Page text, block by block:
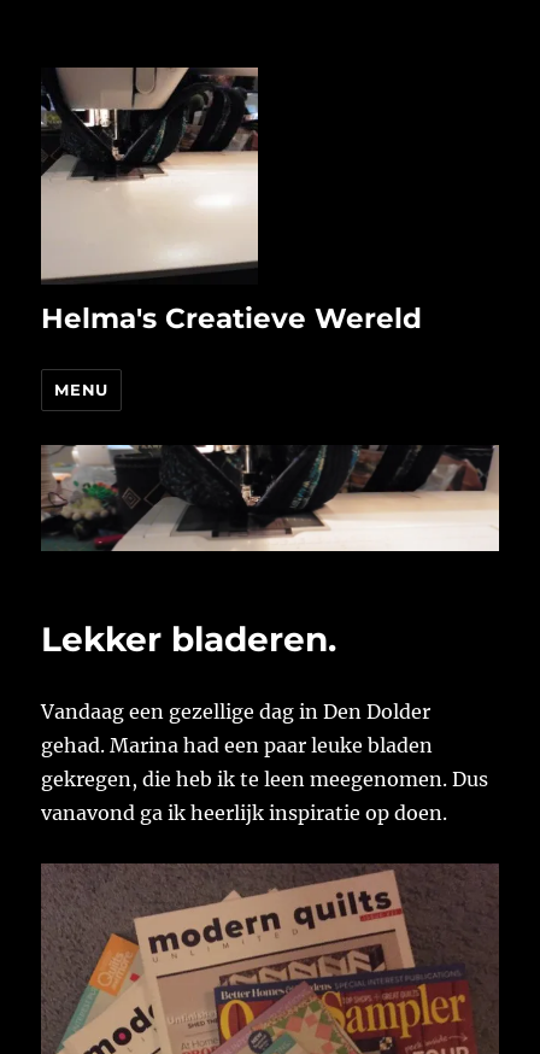
Helma's Creatieve Wereld
MENU
Lekker bladeren.
Vandaag een gezellige dag in Den Dolder
gehad. Marina had een paar leuke bladen
gekregen, die heb ik te leen meegenomen. Dus
vanavond ga ik heerlijk inspiratie op doen.